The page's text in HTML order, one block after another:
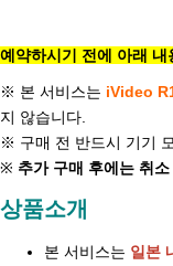
예약하시기 전에 아래
※ 본 서비스는 iVideo
지 않습니다.
※ 구매 전 반드시 기기
※ 추가 구매 후에는 취
상품소개
본 서비스는 일본